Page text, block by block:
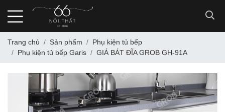
Trang chủ Sản phẩm
Phụ kiện tủ bếp
Phụ kiện tủ bếp Garis
GIÁ BÁT ĐĨA GROB GH-91A